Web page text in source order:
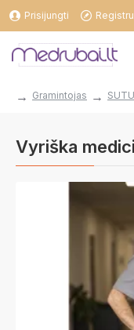
Prisijungti
Gramintojas
Vyriška